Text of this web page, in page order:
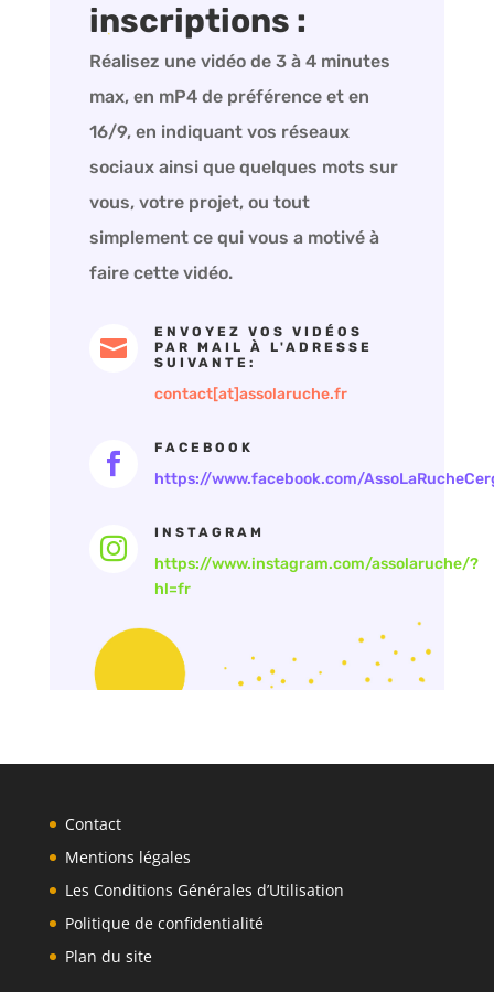
inscriptions :
Réalisez une vidéo de 3 à 4 minutes
max, en mP4 de préférence et en
16/9, en indiquant vos réseaux
sociaux ainsi que quelques mots sur
vous, votre projet, ou tout
simplement ce qui vous a motivé à
faire cette vidéo.

ENVOYEZ VOS VIDÉOS
PAR MAIL À L'ADRESSE
SUIVANTE:
contact[at]assolaruche.fr

FACEBOOK
https://www.facebook.com/

INSTAGRAM
https://www.instagram.com/assolaruche/?
hl=fr
Contact
Mentions légales
Les Conditions Générales d’Utilisation
Politique de confidentialité
Plan du site